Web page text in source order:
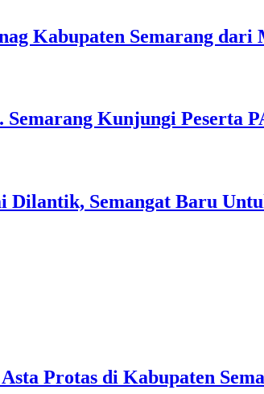
Kabupaten Semarang dari
Semarang Kunjungi Peserta
Dilantik, Semangat Baru
Protas di Kabupaten